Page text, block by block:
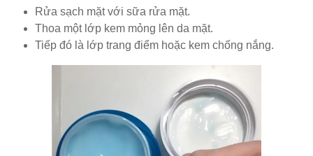
Rửa sạch mặt với sữa rửa mặt.
Thoa một lớp kem mỏng lên da mặt.
Tiếp đó là lớp trang điểm hoặc kem chống nắng.